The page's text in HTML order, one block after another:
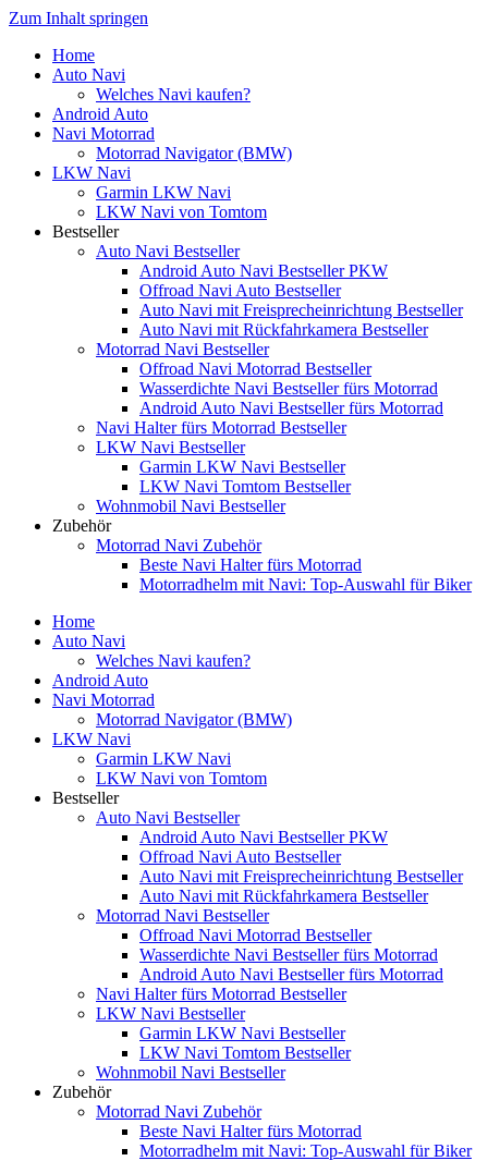
Zum Inhalt springen
Home
Auto Navi
Welches Navi kaufen?
Android Auto
Navi Motorrad
Motorrad Navigator (BMW)
LKW Navi
Garmin LKW Navi
LKW Navi von Tomtom
Bestseller
Auto Navi Bestseller
Android Auto Navi Bestseller PKW
Offroad Navi Auto Bestseller
Auto Navi mit Freisprecheinrichtung Bestseller
Auto Navi mit Rückfahrkamera Bestseller
Motorrad Navi Bestseller
Offroad Navi Motorrad Bestseller
Wasserdichte Navi Bestseller fürs Motorrad
Android Auto Navi Bestseller fürs Motorrad
Navi Halter fürs Motorrad Bestseller
LKW Navi Bestseller
Garmin LKW Navi Bestseller
LKW Navi Tomtom Bestseller
Wohnmobil Navi Bestseller
Zubehör
Motorrad Navi Zubehör
Beste Navi Halter fürs Motorrad
Motorradhelm mit Navi: Top-Auswahl für Biker
Home
Auto Navi
Welches Navi kaufen?
Android Auto
Navi Motorrad
Motorrad Navigator (BMW)
LKW Navi
Garmin LKW Navi
LKW Navi von Tomtom
Bestseller
Auto Navi Bestseller
Android Auto Navi Bestseller PKW
Offroad Navi Auto Bestseller
Auto Navi mit Freisprecheinrichtung Bestseller
Auto Navi mit Rückfahrkamera Bestseller
Motorrad Navi Bestseller
Offroad Navi Motorrad Bestseller
Wasserdichte Navi Bestseller fürs Motorrad
Android Auto Navi Bestseller fürs Motorrad
Navi Halter fürs Motorrad Bestseller
LKW Navi Bestseller
Garmin LKW Navi Bestseller
LKW Navi Tomtom Bestseller
Wohnmobil Navi Bestseller
Zubehör
Motorrad Navi Zubehör
Beste Navi Halter fürs Motorrad
Motorradhelm mit Navi: Top-Auswahl für Biker